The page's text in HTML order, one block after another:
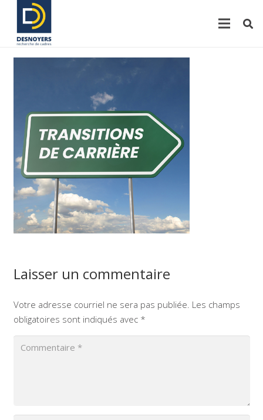
Laisser un commentaire
Votre adresse courriel ne sera pas publiée. Les champs
obligatoires sont indiqués avec *